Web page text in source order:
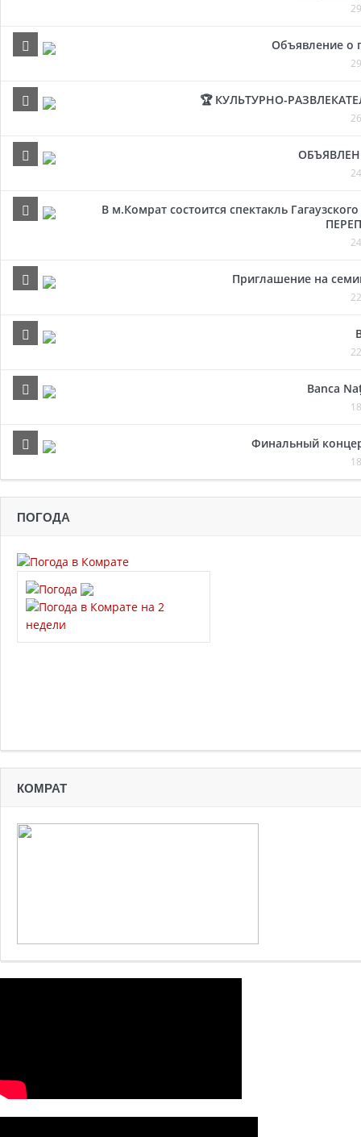
Объявление о
🏆 КУЛЬТУРНО-
В м.Комрат состоится спектакль
Приглашение на
Banca
Финальный
ПОГОДА
КОМРАТ